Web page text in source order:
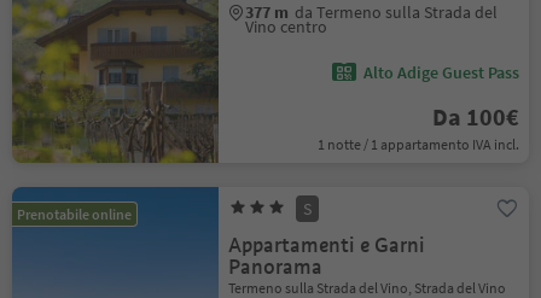
377 m da Termeno sulla Strada del
Vino centro
Alto Adige Guest Pass
Da 100€
1 notte / 1 appartamento IVA incl.
Prenotabile online S
Appartamenti e Garni
Panorama
Termeno sulla Strada del Vino, Strada del Vino